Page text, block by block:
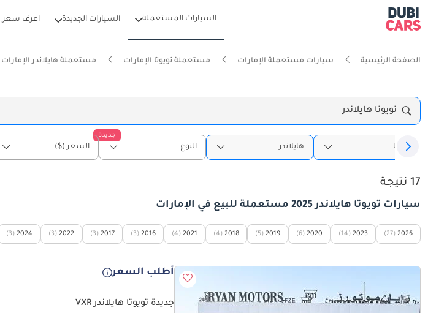
السيارات المستعملة السيارات الجديدة اعرف سعر
الصفحة الرئيسية سيارات مستعملة الإمارات مستعملة تويوتا الإمارات مستعملة هايلاندر الإمارات
تويوتا هايلاندر
تويوتا هايلاندر
جديدة
النوع السعر ($)
17 نتيجة
سيارات تويوتا هايلاندر 2025 مستعملة للبيع في الإمارات
2026
(27)
2023
(14)
2020
(6)
2019
(5)
2018
(4)
2021
(4)
2016
(3)
2017
(3)
2022
(3)
2024
(3)
أطلب السعر
جديدة تويوتا هايلاندر VXR